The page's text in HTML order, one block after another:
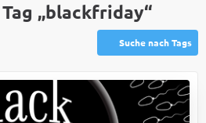
„blackfriday“
Suche nach Tags